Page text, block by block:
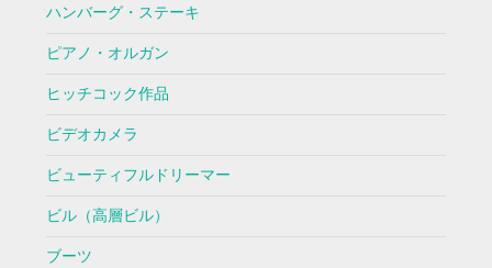
ハンバーグ・ステーキ
ピアノ・オルガン
ヒッチコック作品
ビデオカメラ
ビューティフルドリーマー
ビル（高層ビル）
ブーツ